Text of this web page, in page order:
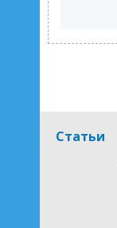
Статьи